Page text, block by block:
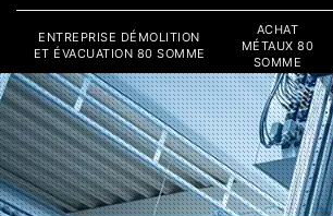
ENTREPRISE DÉMOLITION
ET ÉVACUATION 80 SOMME
ACHAT
MÉTAUX 80
SOMME